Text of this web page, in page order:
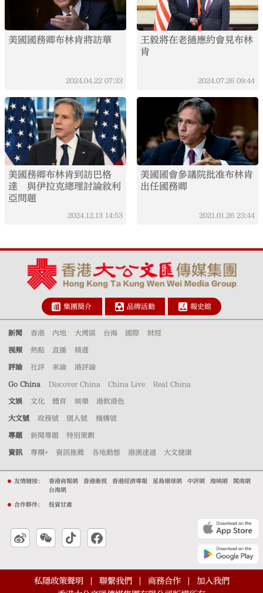
美國國務卿布林肯將訪華
2024.04.22 07:33
王毅將在老撾應約會見布林
肯
2024.07.26 09:44
美國務卿布林肯到訪巴格
達 與伊拉克總理討論敘利
亞問題
2024.12.13 14:53
美國國會參議院批准布林肯
出任國務卿
2021.01.26 23:44
集團簡介 品牌活動 報史館
新聞 香港 內地 大灣區 台海 國際 財經
視頻 熱點 直播 精選
評論 社評 來論 港評論
Go China Discover China China Live Real China
文娛 文化 體育 娛樂 港飲港色
大文號 政務號 個人號 機構號
專題 新聞專題 特別策劃
資訊 專欄+ 資訊推薦 各地動態 港澳速遞 大文健康
友情鏈接： 香港商報網 香港衛視 香港經濟導報 星島環球網 中評網 海峽網
閩南網
台海網
合作夥伴： 投資甘肅
私隱政策聲明 聯繫我們 商務合作
加入我們